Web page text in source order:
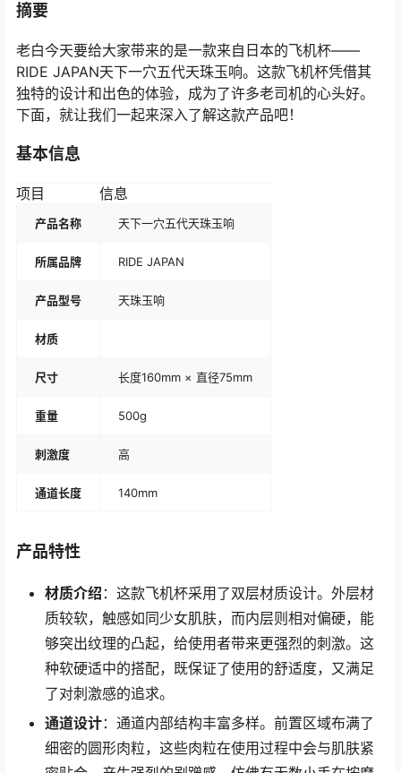
摘要
老白今天要给大家带来的是一款来自日本的飞机杯——
RIDE JAPAN天下一穴五代天珠玉响。这款飞机杯凭借其
独特的设计和出色的体验，成为了许多老司机的心头好。
下面，就让我们一起来深入了解这款产品吧！
基本信息
项目 信息
产品名称 天下一穴五代天珠玉响
所属品牌 RIDE JAPAN
产品型号 天珠玉响
材质
尺寸 长度160mm × 直径75mm
重量 500g
刺激度 高
通道长度 140mm
产品特性
材质介绍 ：这款飞机杯采用了双层材质设计。外层材
质较软，触感如同少女肌肤，而内层则相对偏硬，能
够突出纹理的凸起，给使用者带来更强烈的刺激。这
种软硬适中的搭配，既保证了使用的舒适度，又满足
了对刺激感的追求。
通道设计：通道内部结构丰富多样。前置区域布满了
细密的圆形肉粒，这些肉粒在使用过程中会与肌肤紧